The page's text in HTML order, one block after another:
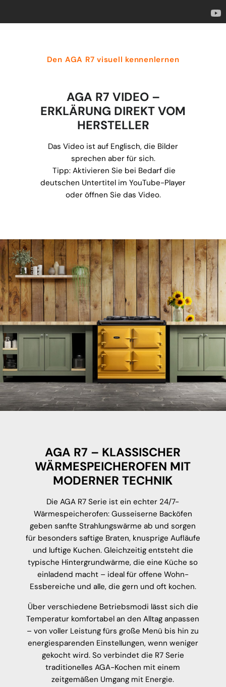
Den AGA R7 visuell kennenlernen
AGA R7 VIDEO –
ERKLÄRUNG DIREKT VOM
HERSTELLER
Das Video ist auf Englisch, die Bilder
sprechen aber für sich.
Tipp: Aktivieren Sie bei Bedarf die
deutschen Untertitel im YouTube-Player
oder öffnen Sie das Video.
AGA R7 – KLASSISCHER
WÄRMESPEICHEROFEN MIT
MODERNER TECHNIK
Die AGA R7 Serie ist ein echter 24/7-
Wärmespeicherofen: Gusseiserne Backöfen
geben sanfte Strahlungswärme ab und sorgen
für besonders saftige Braten, knusprige Aufläufe
und luftige Kuchen. Gleichzeitig entsteht die
typische Hintergrundwärme, die eine Küche so
einladend macht – ideal für offene Wohn-
Essbereiche und alle, die gern und oft kochen.
Über verschiedene Betriebsmodi lässt sich die
Temperatur komfortabel an den Alltag anpassen
– von voller Leistung fürs große Menü bis hin zu
energiesparenden Einstellungen, wenn weniger
gekocht wird. So verbindet die R7 Serie
traditionelles AGA-Kochen mit einem
zeitgemäßen Umgang mit Energie.